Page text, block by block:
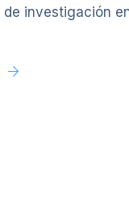
de investigación